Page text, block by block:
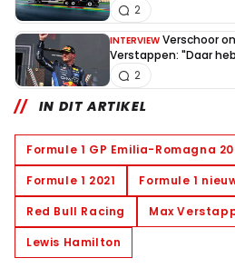
2
INTERVIEW Verschoor
Verstappen: "Daar
2
IN DIT ARTIKEL
Formule 1 GP Emilia-Romagna
Formule 1 2021
Formule 1
Red Bull Racing
Max
Lewis Hamilton